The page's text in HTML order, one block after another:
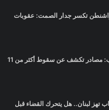
تكسر جدار الصمت: عقوبات
مجزرة في الجنوب: مصادر تكشف عن سقوط أكثر من 11
تهز لبنان.. هل يتحرك القضاء قبل